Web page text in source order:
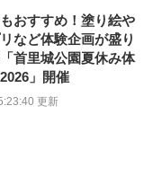
おすすめ！塗り絵や
など体験企画が盛り
首里城公園夏休み体
」開催
更新